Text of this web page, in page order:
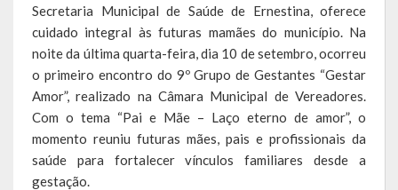
Escola Municipal De Ensino Fundamental Educarte
Escola Municipal De Ensino Fundamental João Alfredo Sachser
Escola Municipal De Ensino Fundamental Osvaldo Cruz
Agricultura
Fazenda
Secretaria Municipal de Saúde de Ernestina, oferece
cuidado integral às futuras mamães do município. Na
noite da última quarta-feira, dia 10 de setembro, ocorreu
o primeiro encontro do 9º Grupo de Gestantes “Gestar
Amor”, realizado na Câmara Municipal de Vereadores.
Com o tema “Pai e Mãe – Laço eterno de amor”, o
momento reuniu futuras mães, pais e profissionais da
saúde para fortalecer vínculos familiares desde a
gestação.